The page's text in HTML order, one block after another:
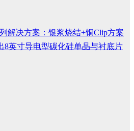
解决方案：银浆烧结+铜Clip方案
8英寸导电型碳化硅单晶与衬底片